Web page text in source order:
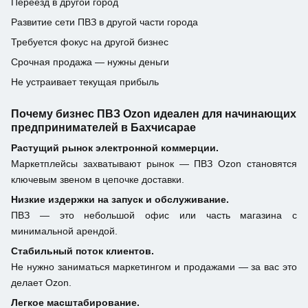
Развитие сети ПВЗ в другой части города
Требуется фокус на другой бизнес
Срочная продажа — нужны деньги
Не устраивает текущая прибыль
Почему бизнес ПВЗ Ozon идеален для начинающих
предпринимателей в Бахчисарае
Растущий рынок электронной коммерции.
Маркетплейсы захватывают рынок — ПВЗ Ozon становятся
ключевым звеном в цепочке доставки.
Низкие издержки на запуск и обслуживание.
ПВЗ — это небольшой офис или часть магазина с
минимальной арендой.
Стабильный поток клиентов.
Не нужно заниматься маркетингом и продажами — за вас это
делает Ozon.
Легкое масштабирование.